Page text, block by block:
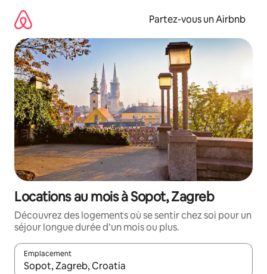
directement
contenu
Partez-vous un Airbnb
Locations au mois à Sopot, Zagreb
Découvrez des logements où se sentir chez soi pour un
séjour longue durée d’un mois ou plus.
Emplacement
Quand les résultats sont affichés, parcourez-les en utilisant